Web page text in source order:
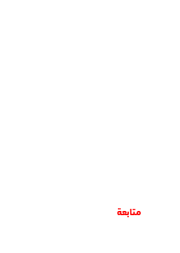
متابعة